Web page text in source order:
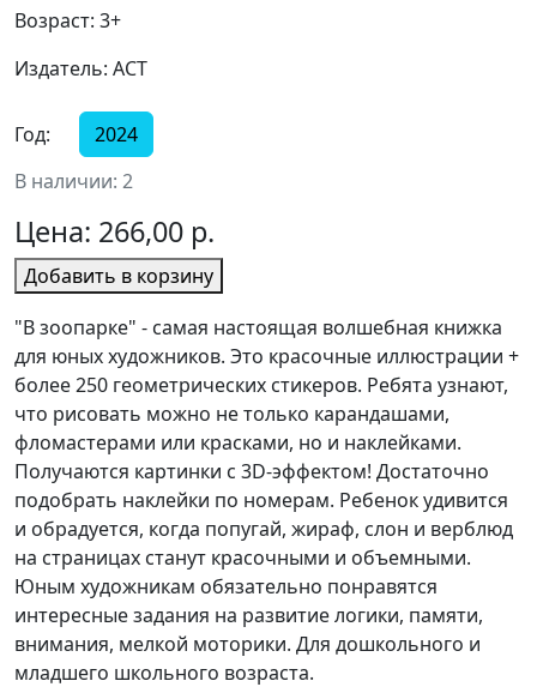
Возраст: 3+
Издатель: АСТ
Год:
2024
В наличии: 2
Цена: 266,00 р.
Добавить в корзину
"В зоопарке" - самая настоящая волшебная книжка
для юных художников. Это красочные иллюстрации +
более 250 геометрических стикеров. Ребята узнают,
что рисовать можно не только карандашами,
фломастерами или красками, но и наклейками.
Получаются картинки с 3D-эффектом! Достаточно
подобрать наклейки по номерам. Ребенок удивится
и обрадуется, когда попугай, жираф, слон и верблюд
на страницах станут красочными и объемными.
Юным художникам обязательно понравятся
интересные задания на развитие логики, памяти,
внимания, мелкой моторики. Для дошкольного и
младшего школьного возраста.